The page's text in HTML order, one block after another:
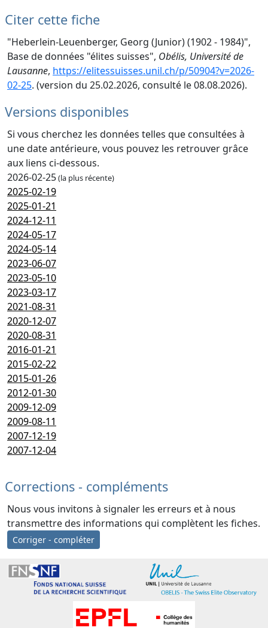
Citer cette fiche
"Heberlein-Leuenberger, Georg (Junior) (1902 - 1984)",
Base de données "élites suisses", Obélis, Université de
Lausanne, https://elitessuisses.unil.ch/p/50904?v=2026-
02-25. (version du 25.02.2026, consulté le 08.08.2026).
Versions disponibles
Si vous cherchez les données telles que consultées à
une date antérieure, vous pouvez les retrouver grâce
aux liens ci-dessous.
2026-02-25(la plus récente)
2025-02-19
2025-01-21
2024-12-11
2024-05-17
2024-05-14
2023-06-07
2023-05-10
2023-03-17
2021-08-31
2020-12-07
2020-08-31
2016-01-21
2015-02-22
2015-01-26
2012-01-30
2009-12-09
2009-08-11
2007-12-19
2007-12-04
Corrections - compléments
Nous vous invitons à signaler les erreurs et à nous
transmettre des informations qui complètent les fiches.
Corriger - compléter